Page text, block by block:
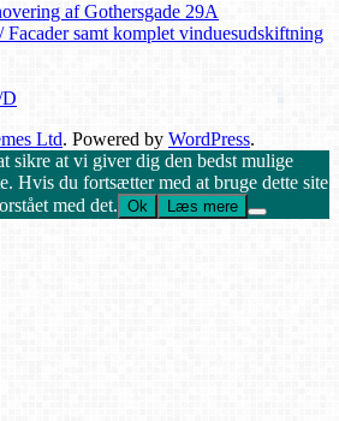
af Gothersgade 29A
Facader samt komplet vinduesudskiftning
D
Ltd. Powered by WordPress.
sikre at vi giver dig den bedst mulige
Hvis du fortsætter med at bruge dette site
med det. Ok Læs mere